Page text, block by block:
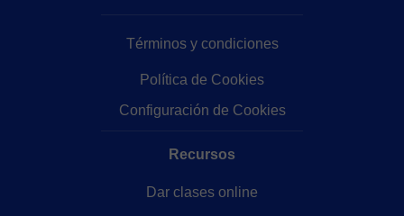
Términos y condiciones
Política de Cookies
Configuración de Cookies
Recursos
Dar clases online